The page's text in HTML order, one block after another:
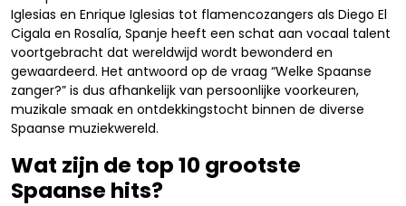
Iglesias en Enrique Iglesias tot flamencozangers als Diego El
Cigala en Rosalía, Spanje heeft een schat aan vocaal talent
voortgebracht dat wereldwijd wordt bewonderd en
gewaardeerd. Het antwoord op de vraag “Welke Spaanse
zanger?” is dus afhankelijk van persoonlijke voorkeuren,
muzikale smaak en ontdekkingstocht binnen de diverse
Spaanse muziekwereld.
Wat zijn de top 10 grootste
Spaanse hits?